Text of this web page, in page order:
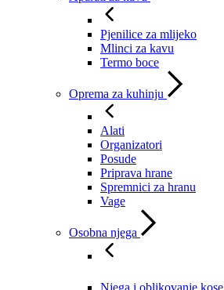
Pjenilice za mlijeko
Mlinci za kavu
Termo boce
Oprema za kuhinju
Alati
Organizatori
Posude
Priprava hrane
Spremnici za hranu
Vage
Osobna njega
Njega i oblikovanje kose